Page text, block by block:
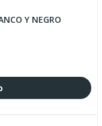
Y NEGRO